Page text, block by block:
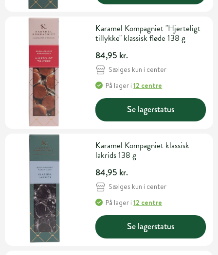
Karamel Kompagniet "Hjerteligt
tillykke" klassisk fløde 138 g
84,95 kr.
Sælges kun i center
På lager i12 centre
Se lagerstatus
Karamel Kompagniet klassisk
lakrids 138 g
84,95 kr.
Sælges kun i center
På lager i12 centre
Se lagerstatus